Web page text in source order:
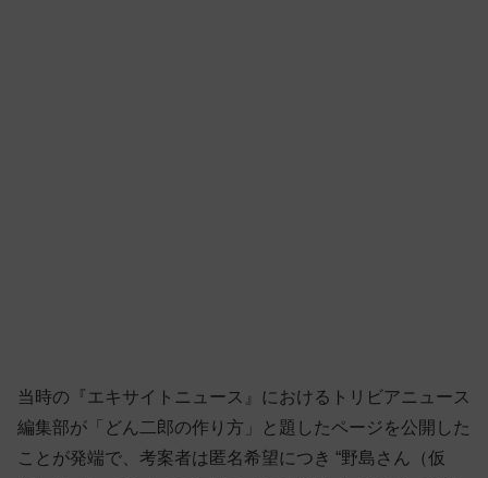
当時の『エキサイトニュース』におけるトリビアニュース
編集部が「どん二郎の作り方」と題したページを公開した
ことが発端で、考案者は匿名希望につき “野島さん（仮